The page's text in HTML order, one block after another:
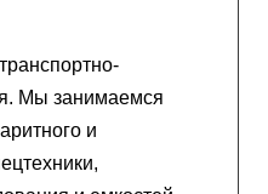
Мы занимаемся
и